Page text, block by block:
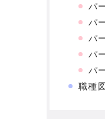
パ
パ
パ
パ
パ
職種